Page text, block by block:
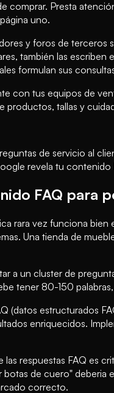
comprar. Presta
uno.
y foros de
también las
formulan sus
con tus equipos de
productos, tallas y
de servicio al
revela tu contenido
FAQ para
rara vez funciona
Una tienda de
a un cluster de
tener 80-150
(datos estructurados
enriquecidos.
respuestas FAQ es
de cuero"
correcto.